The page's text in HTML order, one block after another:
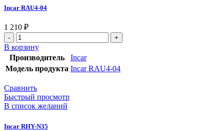
Incar RAU4-04
1 210 ₽
В корзину
Производитель
Incar
Модель продукта Incar RAU4-04
Сравнить
Быстрый просмотр
В список желаний
Incar RHY-N35